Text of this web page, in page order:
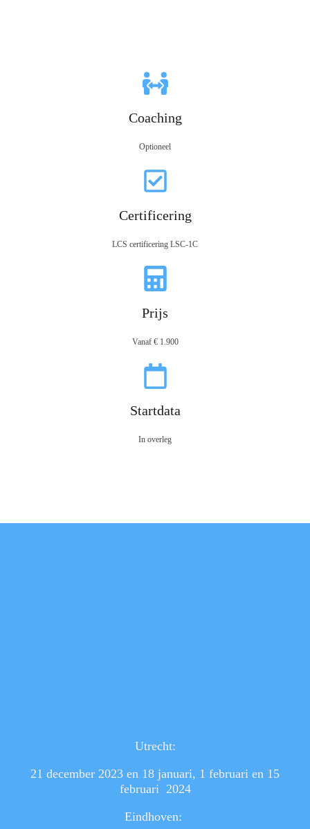
Coaching
Optioneel
Certificering
LCS certificering LSC-1C
Prijs
Vanaf € 1.900
Startdata
In overleg
Utrecht:
21 december 2023 en 18 januari, 1 februari en 15
februari 2024
Eindhoven: